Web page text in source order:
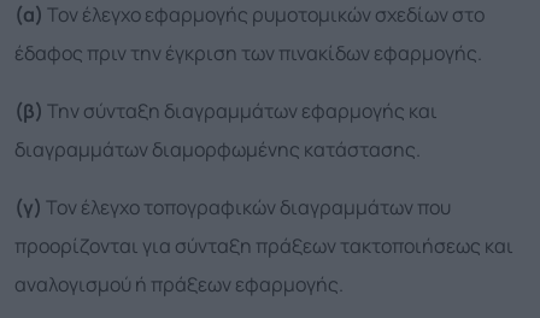
(α) Τον έλεγχο εφαρμογής ρυμοτομικών σχεδίων στο
έδαφος πριν την έγκριση των πινακίδων εφαρμογής.
(β) Την σύνταξη διαγραμμάτων εφαρμογής και
διαγραμμάτων διαμορφωμένης κατάστασης.
(γ) Τον έλεγχο τοπογραφικών διαγραμμάτων που
προορίζονται για σύνταξη πράξεων τακτοποιήσεως και
αναλογισμού ή πράξεων εφαρμογής.